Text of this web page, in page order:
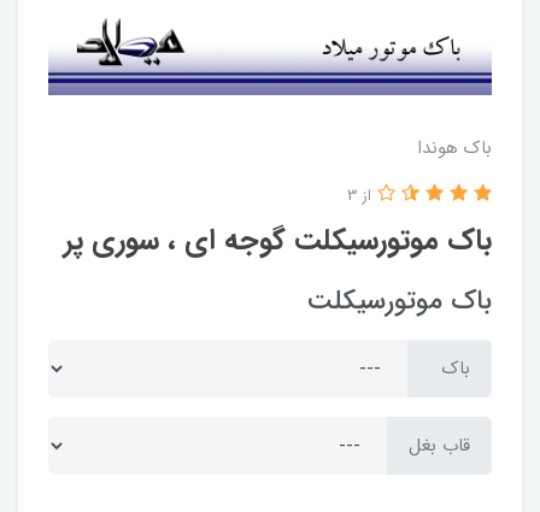
باک هوندا
باک موتورسیکلت گوجه ای ، سوری پر
از 3
باک موتورسیکلت
باک
قاب بغل